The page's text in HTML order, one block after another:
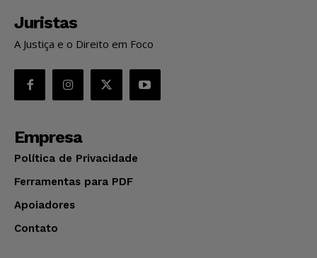
Juristas
A Justiça e o Direito em Foco
Empresa
Política de Privacidade
Ferramentas para PDF
Apoiadores
Contato